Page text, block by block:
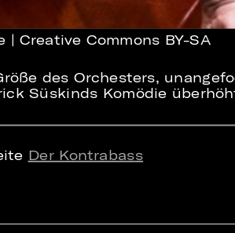
| Creative Commons BY-SA
des Orchesters,
Süskinds Komödie
Der Kontrabass